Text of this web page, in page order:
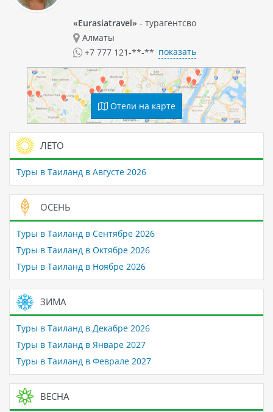
«Eurasiatravel» - турагентсво
Алматы
+7 777 121-**-** показать
Отели на карте
ЛЕТО
Туры в Таиланд в Августе 2026
ОСЕНЬ
Туры в Таиланд в Сентябре 2026
Туры в Таиланд в Октябре 2026
Туры в Таиланд в Ноябре 2026
ЗИМА
Туры в Таиланд в Декабре 2026
Туры в Таиланд в Январе 2027
Туры в Таиланд в Феврале 2027
ВЕСНА